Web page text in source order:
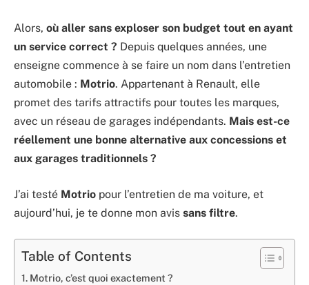
Alors, où aller sans exploser son budget tout en ayant
un service correct ? Depuis quelques années, une
enseigne commence à se faire un nom dans l’entretien
automobile : Motrio. Appartenant à Renault, elle
promet des tarifs attractifs pour toutes les marques,
avec un réseau de garages indépendants. Mais est-ce
réellement une bonne alternative aux concessions et
aux garages traditionnels ?
J’ai testé Motrio pour l’entretien de ma voiture, et
aujourd’hui, je te donne mon avis sans filtre.
Table of Contents
Motrio, c’est quoi exactement ?